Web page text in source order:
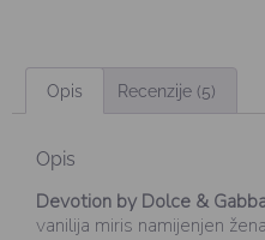
Opis Recenzije (5)
Opis
Devotion by Dolce &
vanilija miris namijenjen